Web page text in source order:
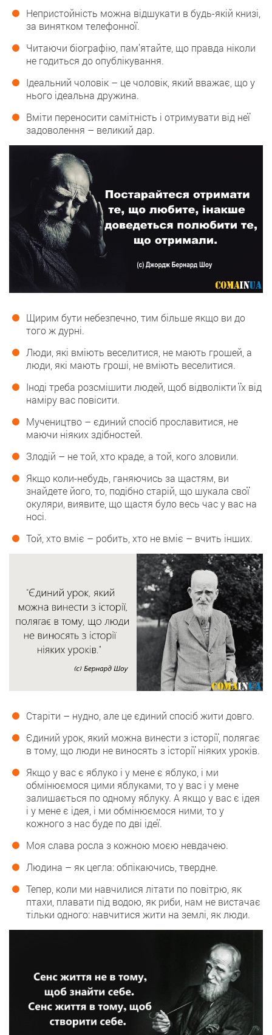
Непристойність можна відшукати в будь-якій книзі,
за винятком телефонної.
Читаючи біографію, пам’ятайте, що правда ніколи
не годиться до опублікування.
Ідеальний чоловік – це чоловік, який вважає, що у
нього ідеальна дружина.
Вміти переносити самітність і отримувати від неї
задоволення – великий дар.
Щирим бути небезпечно, тим більше якщо ви до
того ж дурні.
Люди, які вміють веселитися, не мають грошей, а
люди, які мають гроші, не вміють веселитися.
Іноді треба розсмішити людей, щоб відволікти їх від
наміру вас повісити.
Мучеництво – єдиний спосіб прославитися, не
маючи ніяких здібностей.
Злодій – не той, хто краде, а той, кого зловили.
Якщо коли-небудь, ганяючись за щастям, ви
знайдете його, то, подібно старій, що шукала свої
окуляри, виявите, що щастя було весь час у вас на
носі.
Той, хто вміє – робить, хто не вміє – вчить інших.
Старіти – нудно, але це єдиний спосіб жити довго.
Єдиний урок, який можна винести з історії, полягає
в тому, що люди не виносять з історії ніяких уроків.
Якщо у вас є яблуко і у мене є яблуко, і ми
обмінюємося цими яблуками, то у вас і у мене
залишається по одному яблуку. А якщо у вас є ідея
і у мене є ідея, і ми обмінюємося ними, то у
кожного з нас буде по дві ідеї.
Моя слава росла з кожною моєю невдачею.
Людина – як цегла: обпікаючись, твердне.
Тепер, коли ми навчилися літати по повітрю, як
птахи, плавати під водою, як риби, нам не вистачає
тільки одного: навчитися жити на землі, як люди.